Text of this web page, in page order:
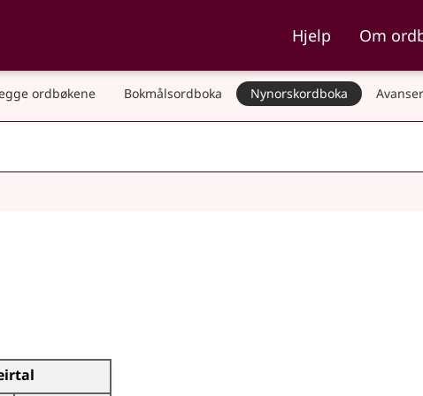
og NynorskordbokaHjelp Om
ordbøkene Bokmålsordboka Nynorskordboka